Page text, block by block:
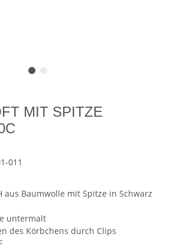
MIT SPITZE
011
aus Baumwolle mit Spitze in Schwarz
untermalt
des Körbchens durch Clips